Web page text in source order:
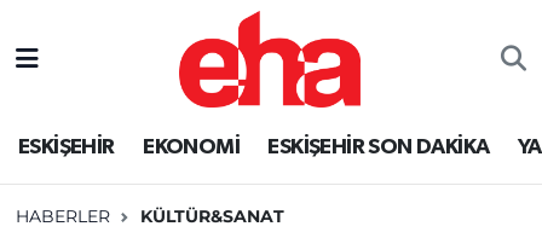
ESKİŞEHİR EKONOMİ ESKİŞEHİR SON DAKİKA
HABERLER KÜLTÜR&SANAT